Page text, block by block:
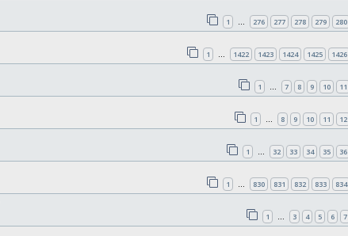
1 … 276 277 278 279 280
1 … 1422 1423 1424 1425 1426
1 … 7 8 9 10 11
1 … 8 9 10 11 12
1 … 32 33 34 35 36
1 … 830 831 832 833 834
1 … 3 4 5 6 7